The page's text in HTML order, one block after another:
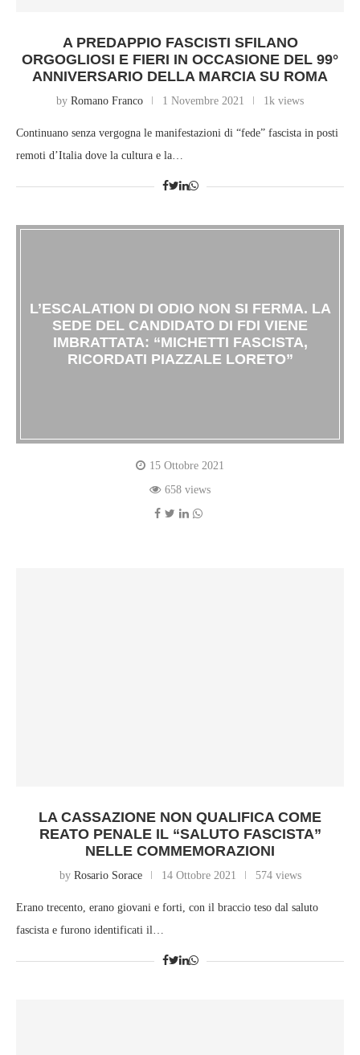
A PREDAPPIO FASCISTI SFILANO
ORGOGLIOSI E FIERI IN OCCASIONE DEL 99°
ANNIVERSARIO DELLA MARCIA SU ROMA
by Romano Franco 1 Novembre 2021 1k views
Continuano senza vergogna le manifestazioni di “fede” fascista in posti
remoti d’Italia dove la cultura e la…
L’ESCALATION DI ODIO NON SI FERMA. LA
SEDE DEL CANDIDATO DI FDI VIENE
IMBRATTATA: “MICHETTI FASCISTA,
RICORDATI PIAZZALE LORETO”
15 Ottobre 2021
658 views
LA CASSAZIONE NON QUALIFICA COME
REATO PENALE IL “SALUTO FASCISTA”
NELLE COMMEMORAZIONI
by Rosario Sorace 14 Ottobre 2021 574 views
Erano trecento, erano giovani e forti, con il braccio teso dal saluto
fascista e furono identificati il…